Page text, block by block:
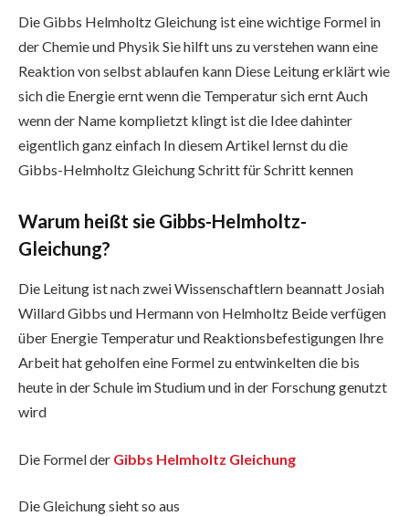
Die Gibbs Helmholtz Gleichung ist eine wichtige Formel in
der Chemie und Physik Sie hilft uns zu verstehen wann eine
Reaktion von selbst ablaufen kann Diese Leitung erklärt wie
sich die Energie ernt wenn die Temperatur sich ernt Auch
wenn der Name komplietzt klingt ist die Idee dahinter
eigentlich ganz einfach In diesem Artikel lernst du die
Gibbs-Helmholtz Gleichung Schritt für Schritt kennen
Warum heißt sie Gibbs-Helmholtz-
Gleichung?
Die Leitung ist nach zwei Wissenschaftlern beannatt Josiah
Willard Gibbs und Hermann von Helmholtz Beide verfügen
über Energie Temperatur und Reaktionsbefestigungen Ihre
Arbeit hat geholfen eine Formel zu entwinkelten die bis
heute in der Schule im Studium und in der Forschung genutzt
wird
Die Formel der Gibbs Helmholtz Gleichung
Die Gleichung sieht so aus